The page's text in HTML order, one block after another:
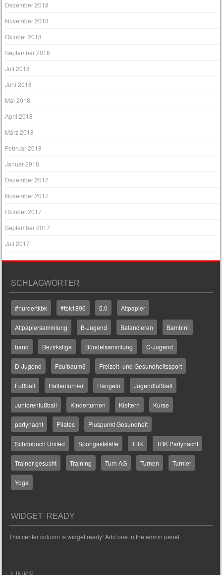
Dezember 2018
November 2018
Oktober 2018
September 2018
Juli 2018
Juni 2018
Mai 2018
April 2018
März 2018
Februar 2018
Januar 2018
Dezember 2017
November 2017
Oktober 2017
September 2017
Juli 2017
SCHLAGWÖRTER
#nurdertkbk #tbk1896 5.0 Altpapier
Altpapiersammlung B-Jugend Balancieren Bambini
band Bezirksliga Bündelsammlung C-Jugend
D-Jugend Faulbaum3 Freizeit- und Gesundheitssport
Fußball Hallenturnier Hangeln Jugendfußball
Juniorenfußball Kinderturnen Klettern Kurse
partynacht Pilates Pluspunkt Gesundheit
Schönbuch United Sportgaststätte TBK TBK Partynacht
Trainer gesucht Training Turn AG Turnen Turnier
Yoga
WIDGET READY
This center column is widget ready! Add one in the admin panel.